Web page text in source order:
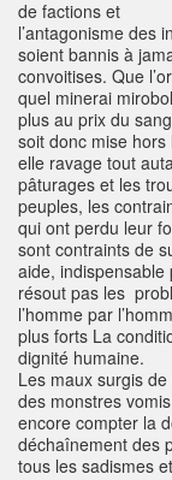
de factions et
l’antagonisme des
soient bannis à
convoitises. Que
quel minerai
plus au prix du
soit donc mise
elle ravage tout
pâturages et les
peuples, les
qui ont perdu leur
sont contraints de
aide,
résout pas les
l’homme par
plus forts La
dignité humaine.
Les maux surgis
des monstres
encore compter la
déchaînement des
tous les sadismes